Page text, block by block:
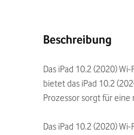
Beschreibung
Das iPad 10.2 (2020)
bietet das iPad 10.2
Prozessor sorgt für
Das iPad 10.2 (2020)